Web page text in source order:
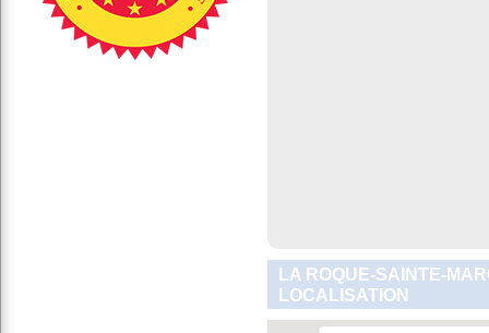
LA ROQUE-SAINTE-
LOCALISATION